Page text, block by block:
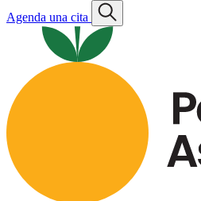
Agenda una cita